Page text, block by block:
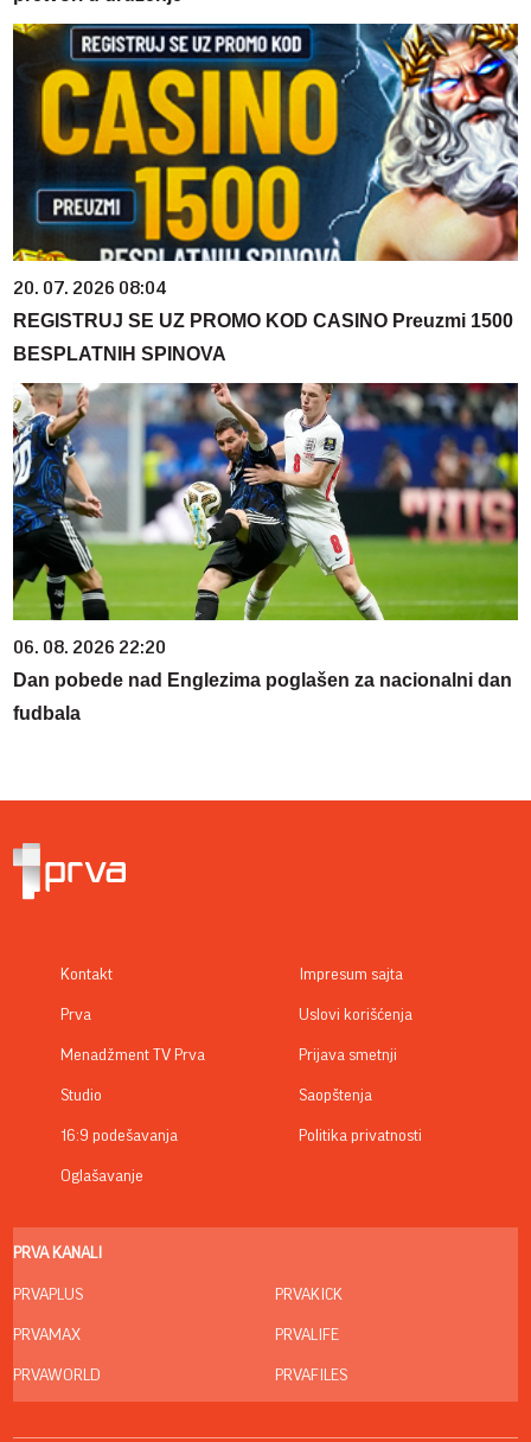
20. 07. 2026 08:04
REGISTRUJ SE UZ PROMO KOD CASINO Preuzmi 1500
BESPLATNIH SPINOVA
06. 08. 2026 22:20
Dan pobede nad Englezima poglašen za nacionalni dan
fudbala
Kontakt
Prva
Menadžment TV Prva
Studio
16:9 podešavanja
Oglašavanje
Impresum sajta
Uslovi korišćenja
Prijava smetnji
Saopštenja
Politika privatnosti
PRVA KANALI
PRVAPLUS
PRVAMAX
PRVAWORLD
PRVAKICK
PRVALIFE
PRVAFILES